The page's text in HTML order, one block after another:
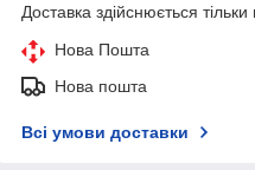
Доставка здійснюється
Нова Пошта
Нова пошта
Всі умови доставки